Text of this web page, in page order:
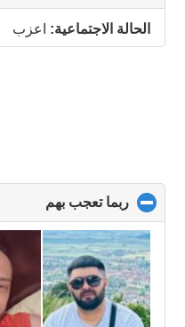
to
الحالة الاجتماعية: اعزب
ربما تعجب بهم
to